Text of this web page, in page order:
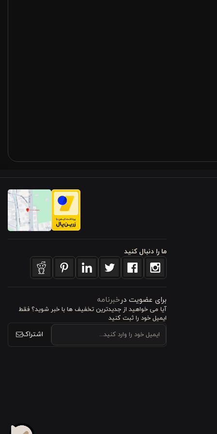
به‌خصوص
کمتری
می‌شود
طراحی
باشید.
سرو غذا
ما را دنبال کنید
برای عضویت درخبرنامه
آیا می خواهید از جدید‌ترین تخفیف‌ ها با‌ خبر شوید؟ فقط
ایمیل خود را ثبت کنید
اشتراک